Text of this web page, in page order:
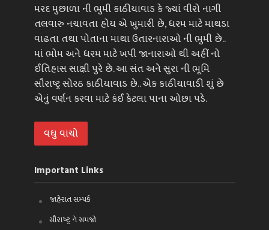
મરદ મુછાળા ની ભુમી કાઠીયાવાડ કે જ્યાં વીરો નાગી
તલવારુ નચાવતા હોય એ ખુમારી છે, ધરમ માટે માથડા
વાઢતા તથા પોતાના માથા ઉતારનારાઓ ની ભુમી છે..
માં ભોમ અને ધરમ માટે ખપી જાનારાઓ થી અહીં નો
ઈતિહાસ સાક્ષી પુરે છે. આ સંત અને સુરા ની ભૂમિ
સૌરાષ્ટ્ર સોરઠ કાઠીયાવાડ છે.. એક કાઠીયાવાડી શું છે
એનું વર્ણન કરવા માટે કંઈ કેટલા પાના ઓછા પડે.
વધુ વાંચો
Important Links
જાહેરાત સમ્પર્ક
સૌરાષ્ટ્ર ને સમજો